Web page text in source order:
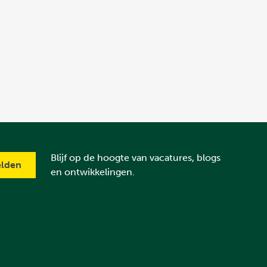
Blijf op de hoogte van vacatures, blogs
en ontwikkelingen.